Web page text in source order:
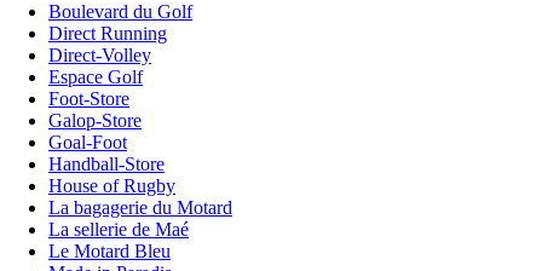
Boulevard du Golf
Direct Running
Direct-Volley
Espace Golf
Foot-Store
Galop-Store
Goal-Foot
Handball-Store
House of Rugby
La bagagerie du Motard
La sellerie de Maé
Le Motard Bleu